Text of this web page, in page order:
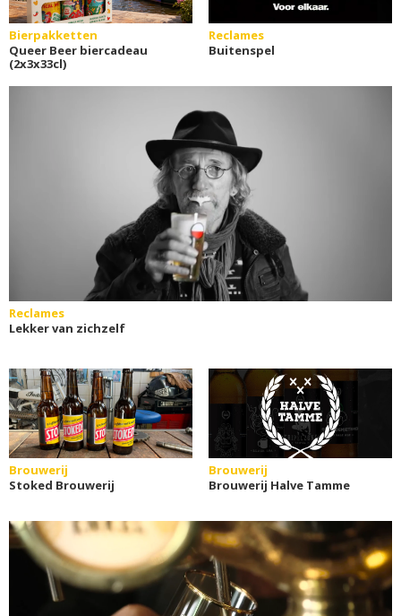
Bierpakketten
Queer Beer biercadeau
(2x3x33cl)
Reclames
Buitenspel
Reclames
Lekker van zichzelf
Brouwerij
Stoked Brouwerij
Brouwerij
Brouwerij Halve Tamme